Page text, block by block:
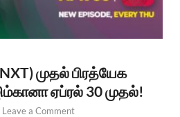
முதல் பிரத்யேக
ஏப்ரல் 30 முதல்!
Leave a Comment